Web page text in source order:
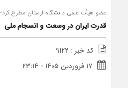
عضو هیأت علمی دانشگاه لرستان مطرح کرد؛
قدرت ایران در وسعت و انسجام ملی
کد خبر : 9122
۱۷ فروردین ۱۴۰۵ - ۲۳:۱۴